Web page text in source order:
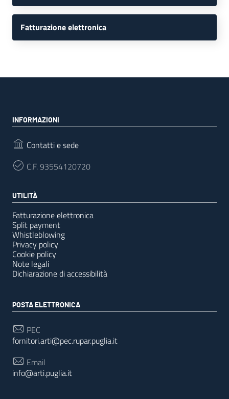
Fatturazione elettronica
INFORMAZIONI
Contatti e sede
C.F.93554120720
UTILITÀ
Fatturazione elettronica
Split payment
Whistleblowing
Privacy policy
Cookie policy
Note legali
Dichiarazione di accessibilità
POSTA ELETTRONICA
PEC
fornitori.arti@pec.rupar.puglia.it
Email
info@arti.puglia.it